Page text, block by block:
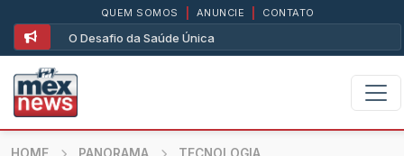
O Desafio da Saúde Única
QUEM SOMOS ANUNCIE CONTATO